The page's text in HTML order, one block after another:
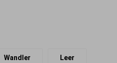
Wandler Leer